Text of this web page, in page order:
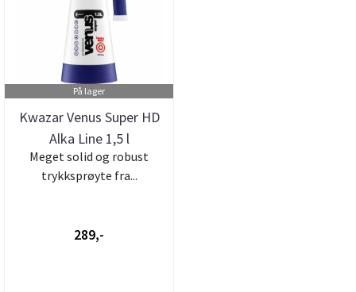
På lager
Kwazar Venus Super HD
Alka Line 1,5 l
Meget solid og robust
trykksprøyte fra...
289,-